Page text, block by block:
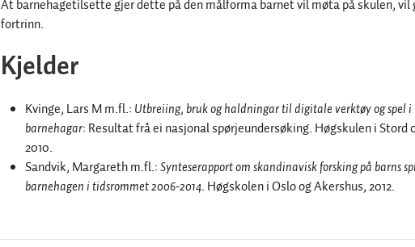
At barnehagetilsette gjer dette på den målforma barnet vil møta på skulen,
fortrinn.
Kjelder
Kvinge, Lars M m.fl.: Utbreiing, bruk og haldningar til digitale verktøy og spel i
barnehagar: Resultat frå ei nasjonal spørjeundersøking. Høgskulen i Stord
2010.
Sandvik, Margareth m.fl.:Synteserapport om skandinavisk forsking på barns
barnehagen i tidsrommet 2006-2014. Høgskolen i Oslo og Akershus, 2012.